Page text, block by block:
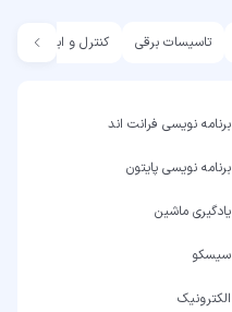
تاسیسات برقی کنترل و ابزار دقیق
برنامه نویسی فرانت اند
برنامه نویسی پایتون
یادگیری ماشین
سیسکو
الکترونیک